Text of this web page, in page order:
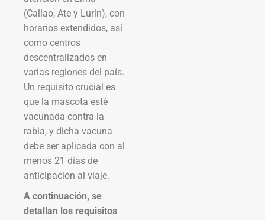
(Callao, Ate y Lurín), con
horarios extendidos, así
como centros
descentralizados en
varias regiones del país.
Un requisito crucial es
que la mascota esté
vacunada contra la
rabia, y dicha vacuna
debe ser aplicada con al
menos 21 días de
anticipación al viaje.
A continuación, se
detallan los requisitos